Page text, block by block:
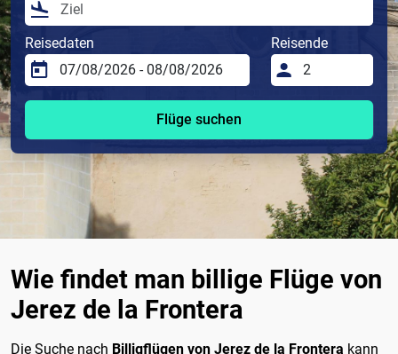
Reisedaten Reisende
Flüge suchen
Wie findet man billige Flüge von
Jerez de la Frontera
Die Suche nach Billigflügen von Jerez de la Frontera kann